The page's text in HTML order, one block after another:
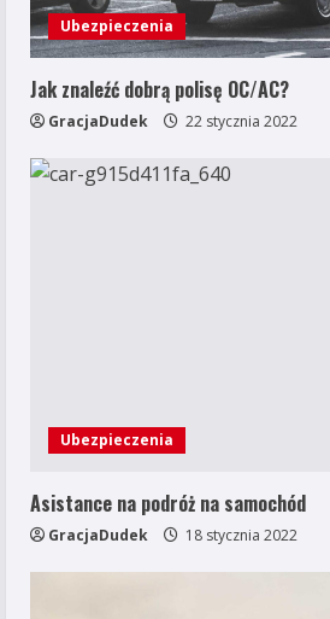
Ubezpieczenia
Jak znaleźć dobrą polisę OC/AC?
GracjaDudek 22 stycznia 2022
Ubezpieczenia
Asistance na podróż na samochód
GracjaDudek 18 stycznia 2022